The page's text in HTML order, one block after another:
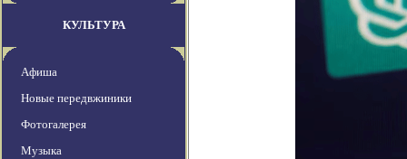
КУЛЬТУРА
Афиша
Новые передвжиники
Фотогалерея
Музыка